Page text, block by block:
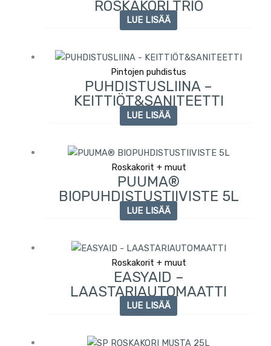
ROSKAKORI TRIO
LUE LISÄÄ
Pintojen puhdistus
PUHDISTUSLIINA –
KEITTIÖT&SANITEETTI
LUE LISÄÄ
Roskakorit + muut
PUUMA®
BIOPUHDISTUSTIIVISTE 5L
LUE LISÄÄ
Roskakorit + muut
EASYAID –
LAASTARIAUTOMAATTI
LUE LISÄÄ